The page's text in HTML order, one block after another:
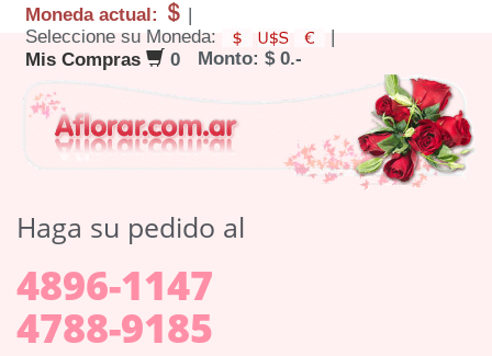
Moneda actual:
|
Seleccione su Moneda:
|
Mis Compras
0 Monto: $ 0.-
Haga su pedido al
4896-1147
4788-9185